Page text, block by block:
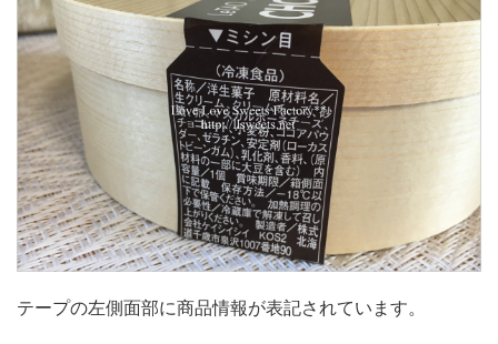
テープの左側面部に商品情報が表記されています。